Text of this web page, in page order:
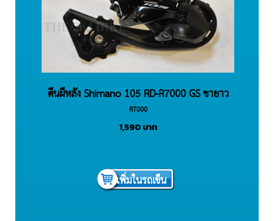
ตีนผีหลัง Shimano 105 RD-R7000 GS ขายาว
11S
R7000
1,590 บาท
เพิ่มในรถเข็น